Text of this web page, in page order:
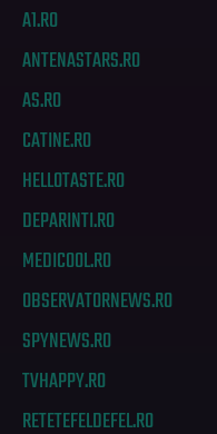
A1.RO
ANTENASTARS.RO
AS.RO
CATINE.RO
HELLOTASTE.RO
DEPARINTI.RO
MEDICOOL.RO
OBSERVATORNEWS.RO
SPYNEWS.RO
TVHAPPY.RO
RETETEFELDEFEL.RO